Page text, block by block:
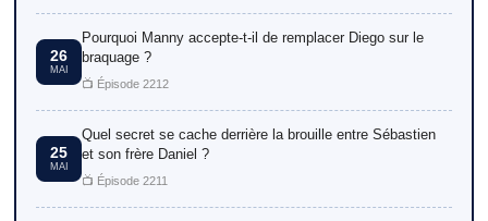
26
MAI
Pourquoi Manny accepte-t-il de remplacer Diego sur le
braquage ?
📺 Épisode 2212
25
MAI
Quel secret se cache derrière la brouille entre Sébastien
et son frère Daniel ?
📺 Épisode 2211